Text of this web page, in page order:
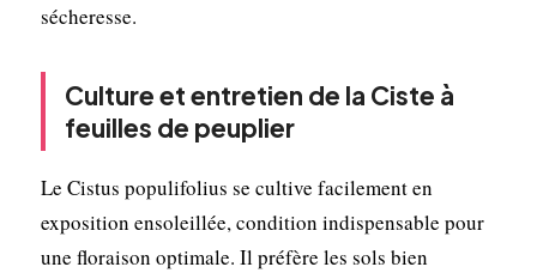
sécheresse.
Culture et entretien de la Ciste à
feuilles de peuplier
Le Cistus populifolius se cultive facilement en
exposition ensoleillée, condition indispensable pour
une floraison optimale. Il préfère les sols bien